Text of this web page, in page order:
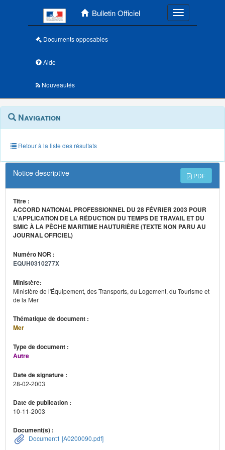
Bulletin Officiel Toggle
Documents opposables
Aide
Nouveautés
Navigation
outils
annexes
Menu
contextuel
Navigation
Retour à la liste des résultats
Notice descriptive PDF
Titre :
ACCORD NATIONAL PROFESSIONNEL DU 28 FÉVRIER 2003 POUR
L'APPLICATION DE LA RÉDUCTION DU TEMPS DE TRAVAIL ET DU
SMIC À LA PÊCHE MARITIME HAUTURIÈRE (TEXTE NON PARU AU
JOURNAL OFFICIEL)
Numéro NOR :
EQUH0310277X
Ministère:
Ministère de l'Équipement, des Transports, du Logement, du Tourisme et
de la Mer
Thématique de document :
Mer
Type de document :
Autre
Date de signature :
28-02-2003
Date de publication :
10-11-2003
Document(s) :
Document1 [A0200090.pdf]